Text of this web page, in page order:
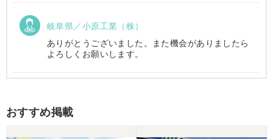
岐阜県／小原工業（株）
ありがとうございました。また機会がありましたら
よろしくお願いします。
西川さま。電話対応から自社納車まで丁寧で信頼で
きる方です。農機はまたこちらで購入したいです。
おすすめ掲載